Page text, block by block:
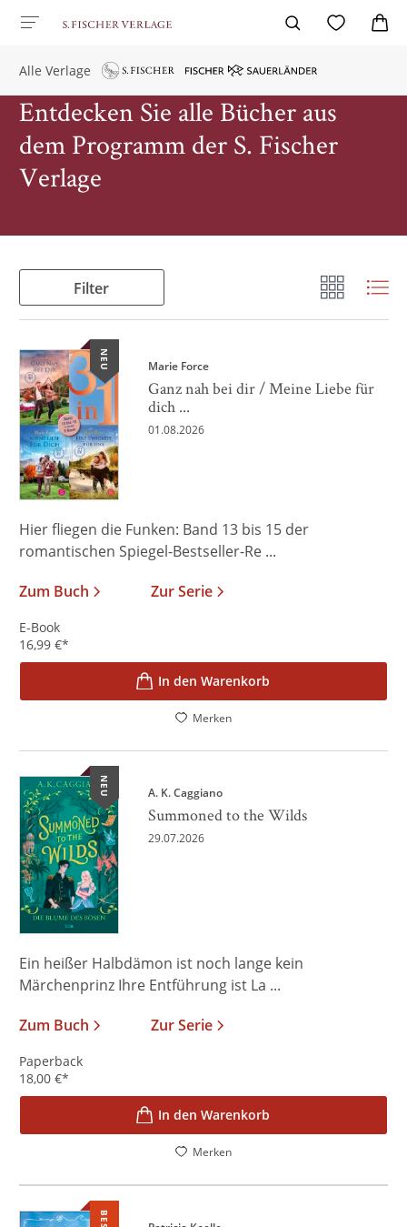
Alle Verlage
Entdecken Sie alle Bücher aus
dem Programm der S. Fischer
Verlage
Filter
NEU Marie Force
Ganz nah bei dir / Meine Liebe für
dich ...
01.08.2026
Hier fliegen die Funken: Band 13 bis 15 der
romantischen Spiegel-Bestseller-Re ...
Zum Buch
Zur Serie
E-Book
16,99 €*
In den Warenkorb
Merken
NEU A. K. Caggiano
Summoned to the Wilds
29.07.2026
Ein heißer Halbdämon ist noch lange kein
Märchenprinz Ihre Entführung ist La ...
Zum Buch
Zur Serie
Paperback
18,00 €*
In den Warenkorb
Merken